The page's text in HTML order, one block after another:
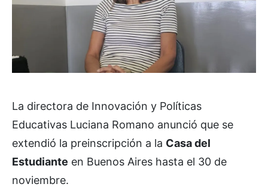
La directora de Innovación y Políticas
Educativas Luciana Romano anunció que se
extendió la preinscripción a la Casa del
Estudiante en Buenos Aires hasta el 30 de
noviembre.